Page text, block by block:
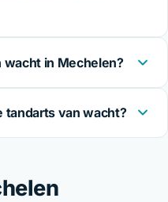
wacht in Mechelen?
tandarts van wacht?